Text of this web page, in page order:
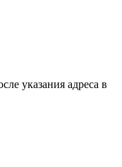
указания адреса в